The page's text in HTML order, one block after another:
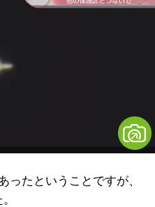
たということですが、